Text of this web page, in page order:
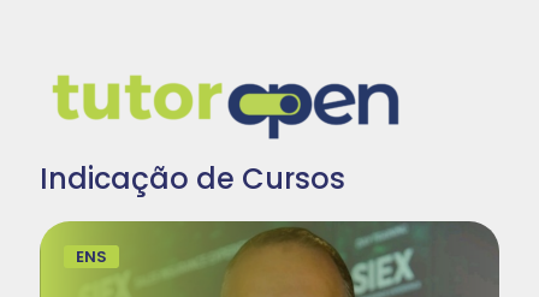
Indicação de Cursos
ENS